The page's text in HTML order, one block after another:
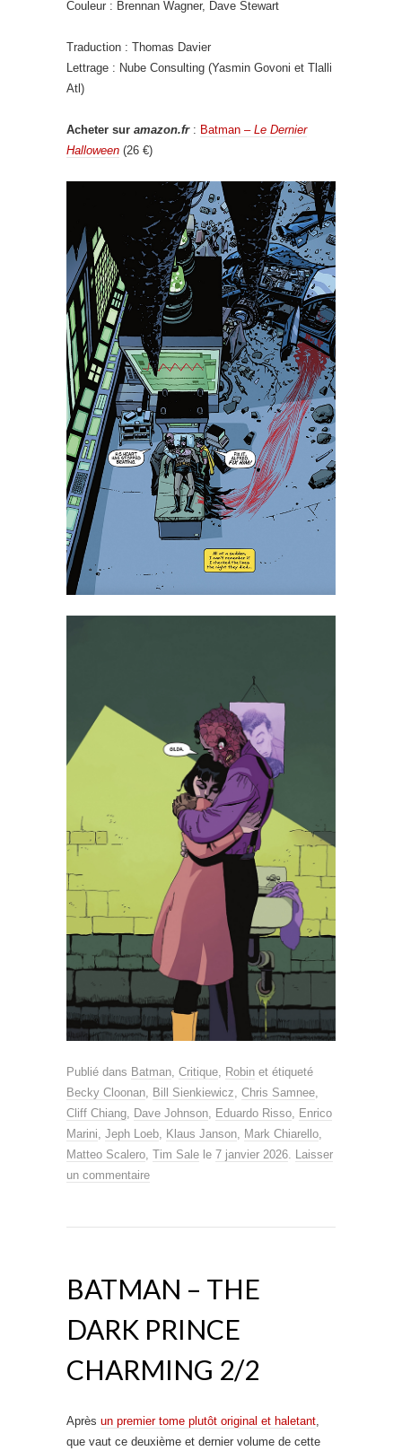
Couleur : Brennan Wagner, Dave Stewart
Traduction : Thomas Davier
Lettrage : Nube Consulting (Yasmin Govoni et Tlalli
Atl)
Acheter sur amazon.fr: Batman – Le Dernier
Halloween (26 €)
Publié dans Batman Critique Robin et étiqueté
Becky Cloonan Bill Sienkiewicz Chris Samnee
Cliff Chiang Dave Johnson Eduardo Risso Enrico
Marini Jeph Loeb Klaus Janson Mark Chiarello
Matteo Scalero Tim Sale le 7 janvier 2026 Laisser
un commentaire
BATMAN – THE
DARK PRINCE
CHARMING 2/2
Après un premier tome plutôt original et haletant
que vaut ce deuxième et dernier volume de cette